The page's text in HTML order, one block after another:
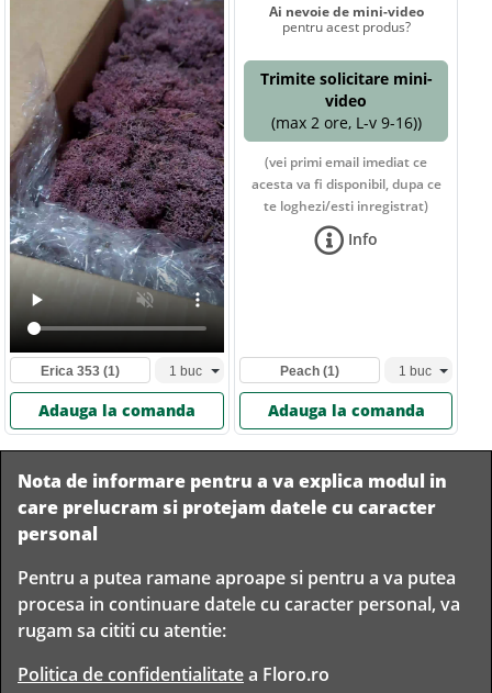
Erica 353 (1)
Adauga la comanda
Ai nevoie de mini-video
pentru acest produs?
Trimite solicitare mini-
video
(max 2 ore, L-v 9-16))
(vei primi email imediat ce
acesta va fi disponibil, dupa ce
te loghezi/esti inregistrat)
Info
Peach(1)
Adauga la comanda
Livrare
rapida
Livram in
orice
Romania
Garantam
Nota de informare pentru a va explica modul in
care prelucram si protejam datele cu caracter
personal
Pentru a putea ramane aproape si pentru a va putea
procesa in continuare datele cu caracter personal, va
rugam sa cititi cu atentie:
Politica de confidentialitatea Floro.ro